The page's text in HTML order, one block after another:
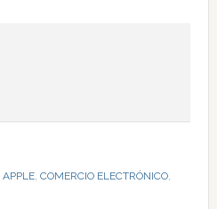
APPLE, COMERCIO ELECTRÓNICO,